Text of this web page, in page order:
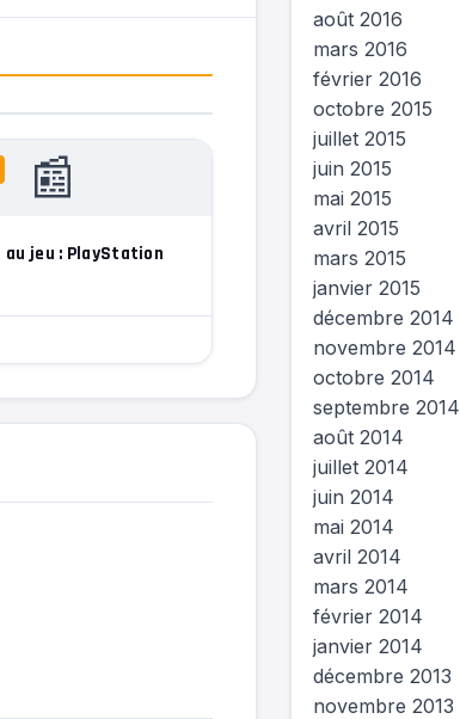
📰
jeu : PlayStation
août 2016
mars 2016
février 2016
octobre 2015
juillet 2015
juin 2015
mai 2015
avril 2015
mars 2015
janvier 2015
décembre 2014
novembre 2014
octobre 2014
septembre 2014
août 2014
juillet 2014
juin 2014
mai 2014
avril 2014
mars 2014
février 2014
janvier 2014
décembre 2013
novembre 2013